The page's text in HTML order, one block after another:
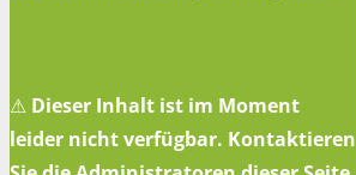
⚠ Dieser Inhalt ist im Moment
leider nicht verfügbar. Kontaktieren